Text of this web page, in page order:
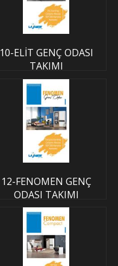
10-ELİT GENÇ ODASI
TAKIMI
12-FENOMEN GENÇ
ODASI TAKIMI